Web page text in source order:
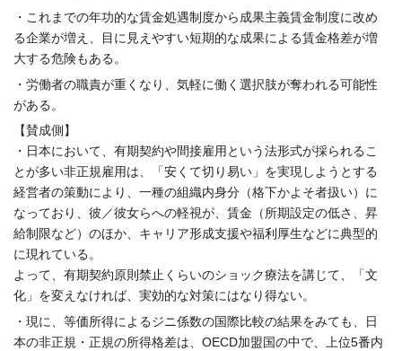
・ これまでの年功的な賃金処遇制度から成果主義賃金制度に改め
る企業が増え、
目に見えやすい短期的な成果による賃金格差が増
大する危険もある 。
・労働者の職責が重くなり、 気軽に働く選択肢が奪われる可能性
がある。
【賛成側】
・日本において、 有期契約や間接雇用という法形式が採られるこ
とが多い非正規雇用は、「安くて切り易い」を実現しようとする
経営者の策動により、 一種の組織内身分（格下かよそ者扱い）に
なっており、彼／彼女らへの軽視が、賃金（所期設定の低さ、昇
給制限など） のほか、キャリア形成支援や福利厚生などに典型的
に現れている。
よって、有期契約原則禁止くらいのショック療法を講じて、「文
化」を変えなければ、実効的な対策にはなり得ない。
・現に、等価所得によるジニ係数の国際比較の結果をみても、
日
本の非正規・正規の所得格差は、OECD加盟国の中で、
上位5番内